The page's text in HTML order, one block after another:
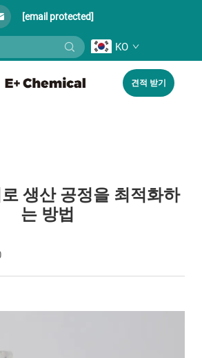
[email protected]
KO
견적 받기
생산 공정을 최적화하
는 방법